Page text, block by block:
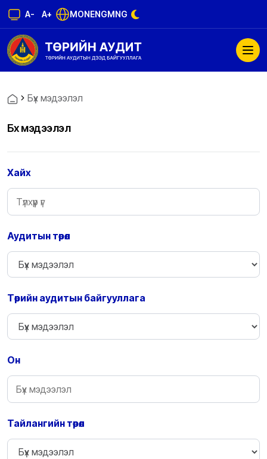
A- A+ MONENGMNG
Бүх мэдээлэл
Бүх мэдээлэл
Хайх
Аудитын төрөл
Төрийн аудитын байгууллага
Он
Тайлангийн төрөл